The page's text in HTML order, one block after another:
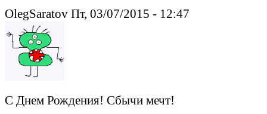
OlegSaratov Пт, 03/07/2015 - 12:47
С Днем Рождения! Сбычи мечт!